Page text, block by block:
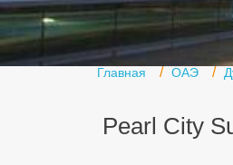
Главная ОАЭ
Pearl City
Помощь
Подборки отелей